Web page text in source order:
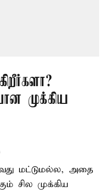
முக்கிய
மட்டுமல்ல, அதை
சில முக்கிய